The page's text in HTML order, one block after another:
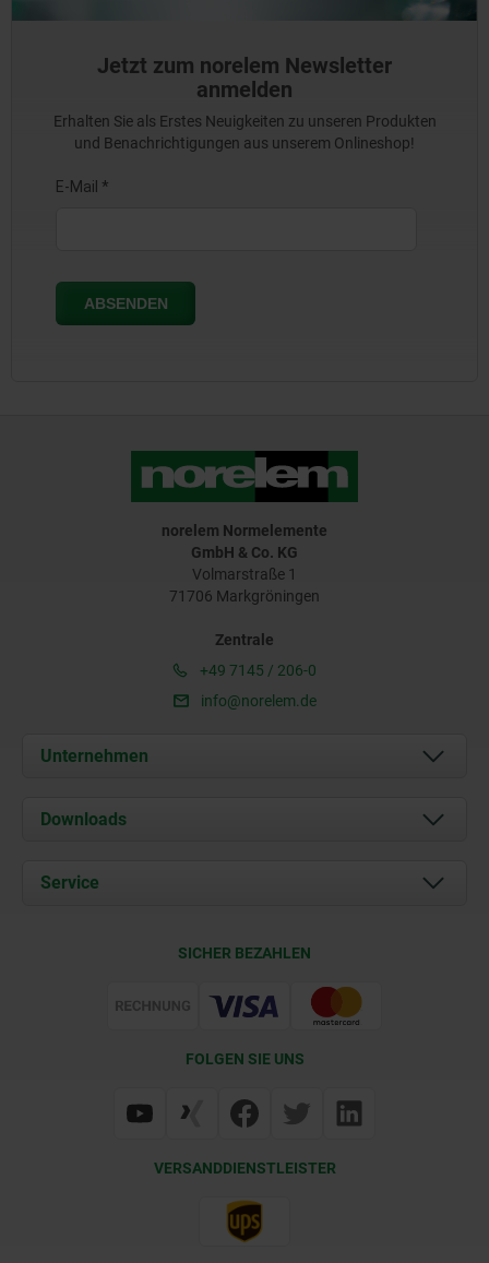
Jetzt zum norelem Newsletter
anmelden
Erhalten Sie als Erstes Neuigkeiten zu unseren Produkten
und Benachrichtigungen aus unserem Onlineshop!
norelem Normelemente
GmbH & Co. KG
Volmarstraße 1
71706 Markgröningen
Zentrale
+49 7145 / 206-0
info@norelem.de
Unternehmen
Über uns
Karriere
Downloads
Dokumente
Service
Web Support
SICHER BEZAHLEN
FOLGEN SIE UNS
VERSANDDIENSTLEISTER